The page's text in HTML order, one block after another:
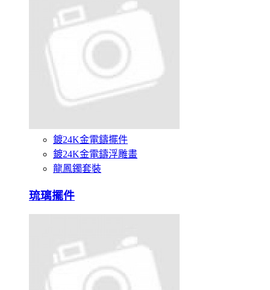
鍍24K金電鑄擺件
鍍24K金電鑄浮雕畫
龍鳳鐲套裝
琉璃擺件